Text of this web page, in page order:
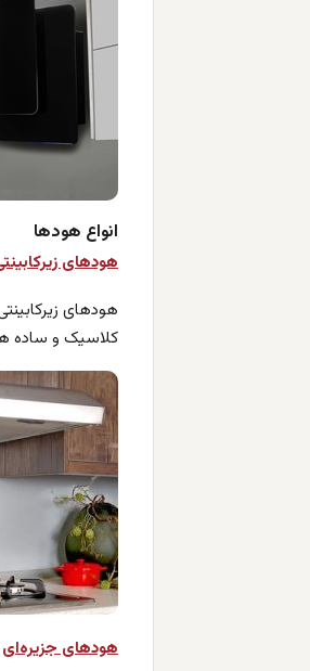
انواع هودها
هودهای
هودهای
کلاسیک و ساده
هودهای جزیره‌ای